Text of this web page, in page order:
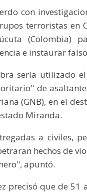
con
terroristas en
(Colombia)
e instaurar
sería utilizado
de
(GNB), en el
Miranda.
a civiles,
hechos de
apuntó.
precisó que de